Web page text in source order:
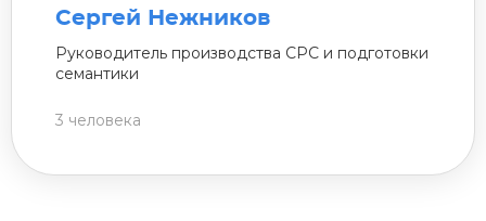
Сергей Нежников
Руководитель производства СРС и подготовки
семантики
3 человека